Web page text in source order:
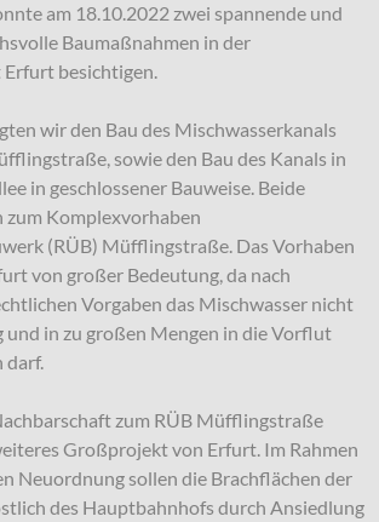
am 18.10.2022 zwei spannende und
Baumaßnahmen in der
besichtigen.
wir den Bau des Mischwasserkanals
sowie den Bau des Kanals in
in geschlossener Bauweise. Beide
zum Komplexvorhaben
(RÜB) Müfflingstraße. Das Vorhaben
von großer Bedeutung, da nach
Vorgaben das Mischwasser nicht
und in zu großen Mengen in die Vorflut
darf.
zum RÜB Müfflingstraße
Großprojekt von Erfurt. Im Rahmen
Neuordnung sollen die Brachflächen der
des Hauptbahnhofs durch Ansiedlung